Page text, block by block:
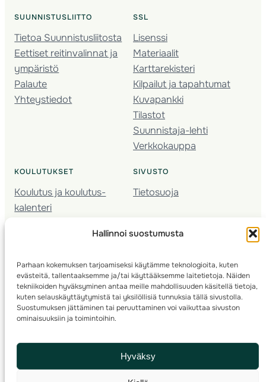
Hallinnoi suostumusta
Parhaan kokemuksen tarjoamiseksi käytämme teknologioita, kuten
evästeitä, tallentaaksemme ja/tai käyttääksemme laitetietoja. Näiden
tekniikoiden hyväksyminen antaa meille mahdollisuuden käsitellä tietoja,
kuten selauskäyttäytymistä tai yksilöllisiä tunnuksia tällä sivustolla.
Suostumuksen jättäminen tai peruuttaminen voi vaikuttaa sivuston
ominaisuuksiin ja toimintoihin.
Hyväksy
SUUNNISTUSLIITTO
Tietoa Suunnistusliitosta
Eettiset reitinvalinnat ja
ympäristö
Palaute
Yhteystiedot
SSL
Lisenssi
Materiaalit
Karttarekisteri
Kilpailut ja tapahtumat
Kuvapankki
Tilastot
Suunnistaja-lehti
Verkkokauppa
KOULUTUKSET
Koulutus ja koulutus­
kalenteri
Seura­kehittäminen
Kartoitus
Ratamestari
SIVUSTO
Tietosuoja
© 2025 ·Suomen Suunnistusliitto· Valimotie 10, 00380 Helsinki, Finland
info(a)suunnistusliitto.fi,Rastilipun asiat: rastilippu(a)suunnistusliitto.fi
Kilpailut ja kuntorastit – Rastilippu:::Rastilipun ohjeet